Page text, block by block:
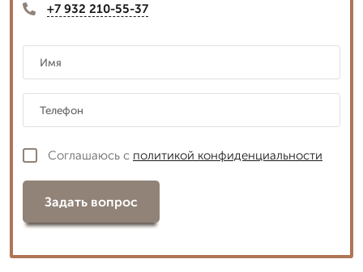
+7 932 210-55-37
Соглашаюсь с политикой конфиденциальности
Задать вопрос